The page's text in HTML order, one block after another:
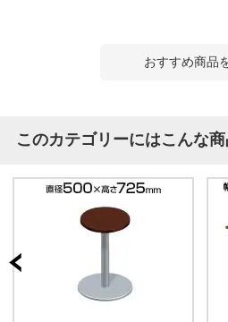
おすすめ商品
このカテゴリーにはこんな